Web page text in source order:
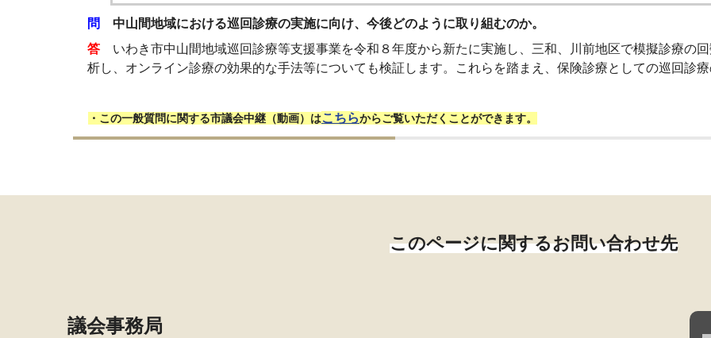
問
中山間地域における巡回診療の実施に向け、今後どのように取り組むのか。
答
いわき市中山間地域巡回診療等支援事業を令和８年度から新たに実施し、三和、川前地区で模擬診療の
析し、オンライン診療の効果的な手法等についても検証します。これらを踏まえ、保険診療としての巡回診
・この一般質問に関する市議会中継（動画）はこちらからご覧いただくことができます。
このページに関するお問い合わせ先
議会事務局